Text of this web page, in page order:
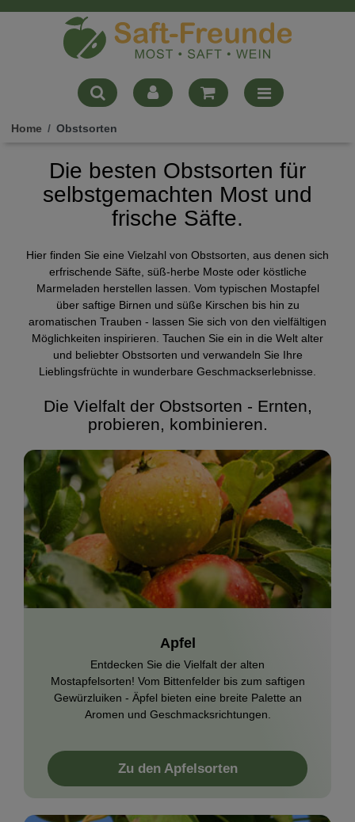
Home Obstsorten
Die besten Obstsorten für
selbstgemachten Most und
frische Säfte.
Hier finden Sie eine Vielzahl von Obstsorten, aus denen sich
erfrischende Säfte, süß-herbe Moste oder köstliche
Marmeladen herstellen lassen. Vom typischen Mostapfel
über saftige Birnen und süße Kirschen bis hin zu
aromatischen Trauben - lassen Sie sich von den vielfältigen
Möglichkeiten inspirieren. Tauchen Sie ein in die Welt alter
und beliebter Obstsorten und verwandeln Sie Ihre
Lieblingsfrüchte in wunderbare Geschmackserlebnisse.
Die Vielfalt der Obstsorten - Ernten,
probieren, kombinieren.
Apfel
Entdecken Sie die Vielfalt der alten
Mostapfelsorten! Vom Bittenfelder bis zum saftigen
Gewürzluiken - Äpfel bieten eine breite Palette an
Aromen und Geschmacksrichtungen.
Zu den Apfelsorten